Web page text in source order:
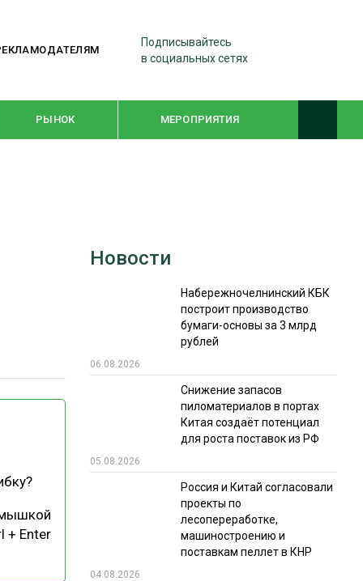
Подписывайтесь
в социальных сетях
РЫНОК МЕРОПРИЯТИЯ
WOODEX-2021
СУШКА ДРЕВЕСИНЫ
ИТОГИ МЕРОПРИЯТИЙ
+ Enter
Новости
Набережночелнинский КБК
построит производство
бумаги-основы за 3 млрд
рублей
06.08.2026
Снижение запасов
пиломатериалов в портах
Китая создаёт потенциал
для роста поставок из РФ
05.08.2026
Россия и Китай согласовали
проекты по
лесопереработке,
машиностроению и
поставкам пеллет в КНР
04.08.2026